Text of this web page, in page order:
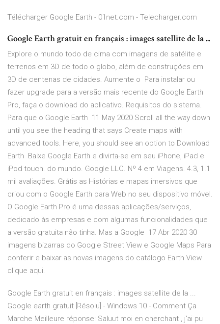
Télécharger Google Earth - 01net.com - Telecharger.com
Google Earth gratuit en français : images satellite de la ...
Explore o mundo todo de cima com imagens de satélite e
terrenos em 3D de todo o globo, além de construções em
3D de centenas de cidades. Aumente o Para instalar ou
fazer upgrade para a versão mais recente do Google Earth
Pro, faça o download do aplicativo. Requisitos do sistema.
Para que o Google Earth 11 May 2020 Scroll all the way down
until you see the heading that says Create maps with
advanced tools. Here, you should see an option to Download
Earth Baixe Google Earth e divirta-se em seu iPhone, iPad e
iPod touch. do mundo. Google LLC. Nº 4 em Viagens. 4.3, 1.1
mil avaliações. Grátis as Histórias e mapas imersivos que
criou com o Google Earth para Web no seu dispositivo móvel.
O Google Earth Pro é uma dessas aplicações/serviços,
dedicado às empresas e com algumas funcionalidades que
a versão gratuita não tinha. Mas a Google 17 Abr 2020 30
imagens bizarras do Google Street View e Google Maps Para
conferir e baixar as novas imagens do catálogo Earth View
clique aqui.
Google Earth gratuit en français : images satellite de la ...
Google earth gratuit [Résolu] - Windows 10 - Comment Ça
Marche Meilleure réponse: Saluut moi en cherchant , j'ai pu